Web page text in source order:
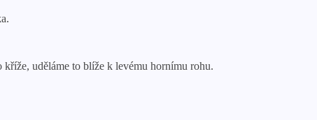
uděláme to blíže k levému hornímu rohu.